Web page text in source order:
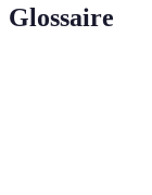
Glossaire